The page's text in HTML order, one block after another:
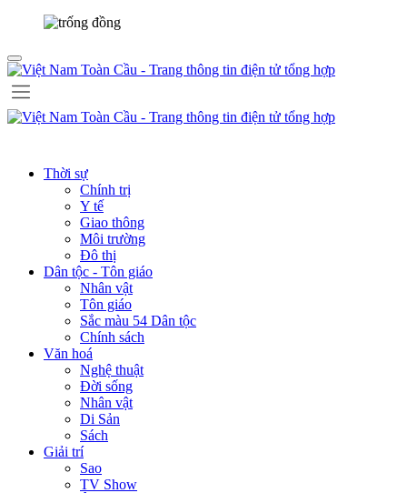
Thời sự
Chính trị
Y tế
Giao thông
Môi trường
Đô thị
Dân tộc - Tôn giáo
Nhân vật
Tôn giáo
Sắc màu 54 Dân tộc
Chính sách
Văn hoá
Nghệ thuật
Đời sống
Nhân vật
Di Sản
Sách
Giải trí
Sao
TV Show